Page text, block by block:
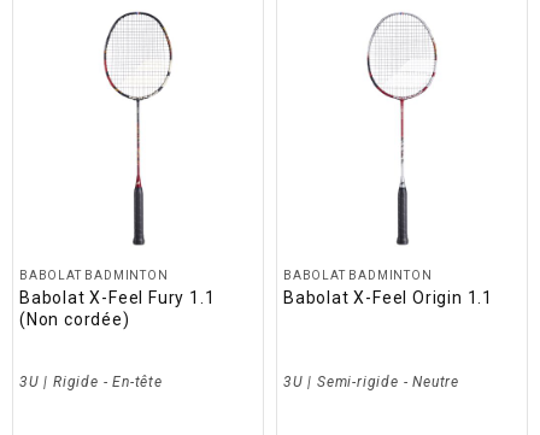
BABOLAT BADMINTON
Babolat X-Feel Fury 1.1
(Non cordée)
3U | Rigide - En-tête
BABOLAT BADMINTON
Babolat X-Feel Origin 1.1
3U | Semi-rigide - Neutre